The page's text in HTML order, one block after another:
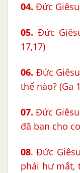
04. Đức
05. Đức
17,17)
06. Đức
thế nào? (Ga
07. Đức
đã ban cho
08. Đức
phải hư mất,